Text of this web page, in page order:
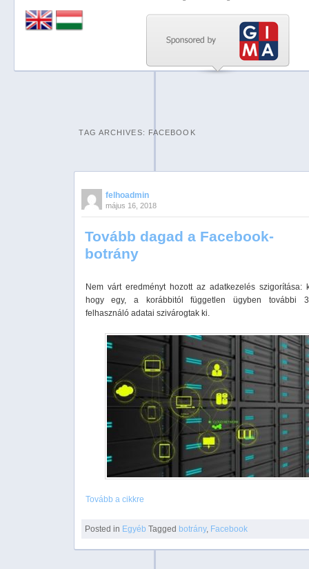
TAG ARCHIVES: FACEBOOK
felhoadmin
május 16, 2018
Tovább dagad a Facebook-
botrány
Nem várt eredményt hozott az adatkezelés szigorítása:
hogy egy, a korábbitól független ügyben további
felhasználó adatai szivárogtak ki.
Tovább a cikkre
Posted in Egyéb Tagged botrány, Facebook